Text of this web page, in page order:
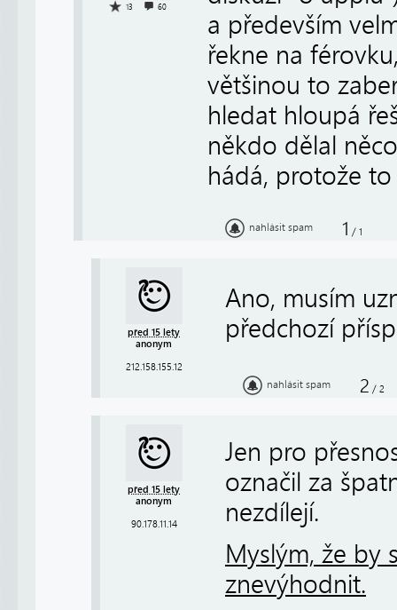
13 60
a především
řekne na
většinou to
hledat hloupá
někdo dělal
hádá, protože
nahlásit spam 1 / 1
před 15 lety
anonym
212.158.155.12
Ano, musím
předchozí
nahlásit spam 2 / 2
před 15 lety
anonym
90.178.11.14
Jen pro
označil za
nezdílejí.
Myslým, že by
znevýhodnit.